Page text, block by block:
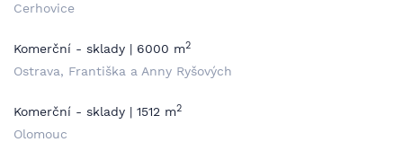
Cerhovice
Komerční - sklady | 6000 m2
Ostrava, Františka a Anny Ryšových
Komerční - sklady | 1512 m2
Olomouc